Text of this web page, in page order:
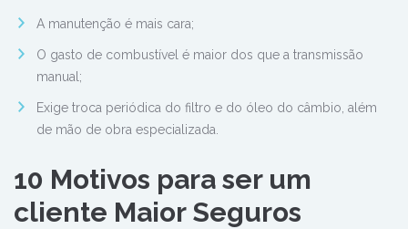
A manutenção é mais cara;
O gasto de combustível é maior dos que a transmissão
manual;
Exige troca periódica do filtro e do óleo do câmbio, além
de mão de obra especializada.
10 Motivos para ser um
cliente Maior Seguros